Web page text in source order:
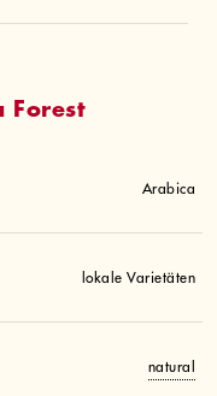
Forest
Arabica
lokale Varietäten
natural